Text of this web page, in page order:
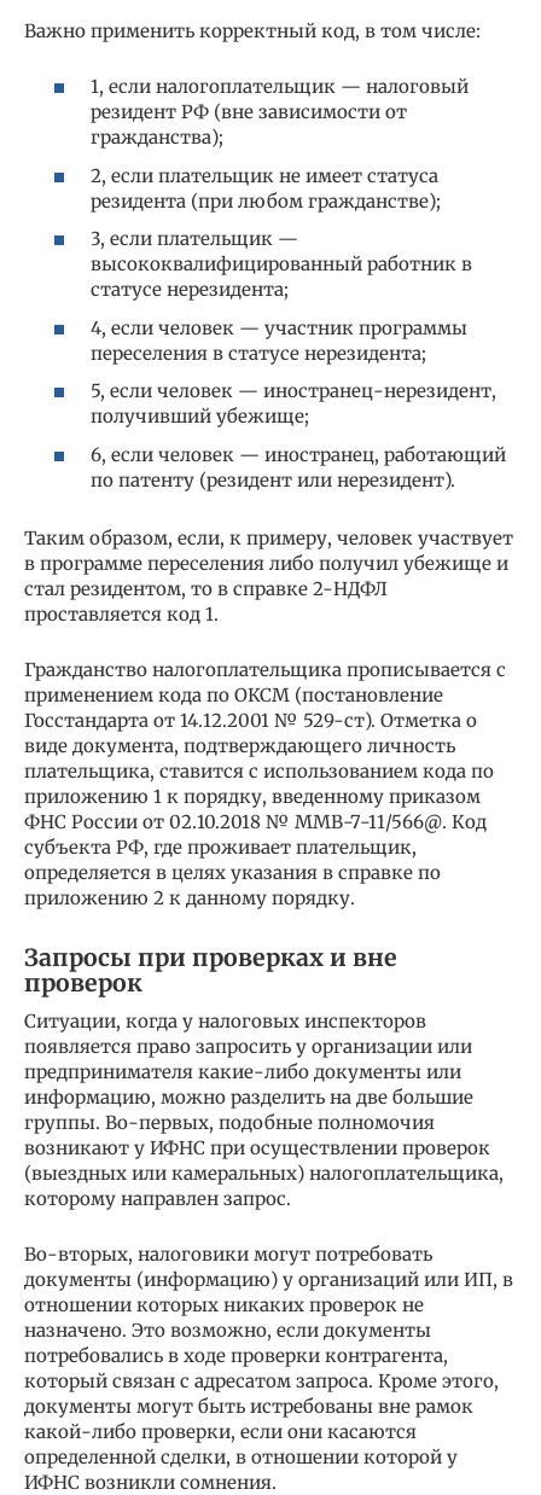
Важно применить корректный код, в том числе:
1, если налогоплательщик — налоговый
резидент РФ (вне зависимости от
гражданства);
2, если плательщик не имеет статуса
резидента (при любом гражданстве);
3, если плательщик —
высококвалифицированный работник в
статусе нерезидента;
4, если человек — участник программы
переселения в статусе нерезидента;
5, если человек — иностранец-нерезидент,
получивший убежище;
6, если человек — иностранец, работающий
по патенту (резидент или нерезидент).
Таким образом, если, к примеру, человек участвует
в программе переселения либо получил убежище и
стал резидентом, то в справке 2-НДФЛ
проставляется код 1.
Гражданство налогоплательщика прописывается с
применением кода по ОКСМ (постановление
Госстандарта от 14.12.2001 № 529-ст). Отметка о
виде документа, подтверждающего личность
плательщика, ставится с использованием кода по
приложению 1 к порядку, введенному приказом
ФНС России от 02.10.2018 № ММВ-7-11/566@. Код
субъекта РФ, где проживает плательщик,
определяется в целях указания в справке по
приложению 2 к данному порядку.
Запросы при проверках и вне
проверок
Ситуации, когда у налоговых инспекторов
появляется право запросить у организации или
предпринимателя какие-либо документы или
информацию, можно разделить на две большие
группы. Во-первых, подобные полномочия
возникают у ИФНС при осуществлении проверок
(выездных или камеральных) налогоплательщика,
которому направлен запрос.
Во-вторых, налоговики могут потребовать
документы (информацию) у организаций или ИП, в
отношении которых никаких проверок не
назначено. Это возможно, если документы
потребовались в ходе проверки контрагента,
который связан с адресатом запроса. Кроме этого,
документы могут быть истребованы вне рамок
какой-либо проверки, если они касаются
определенной сделки, в отношении которой у
ИФНС возникли сомнения.